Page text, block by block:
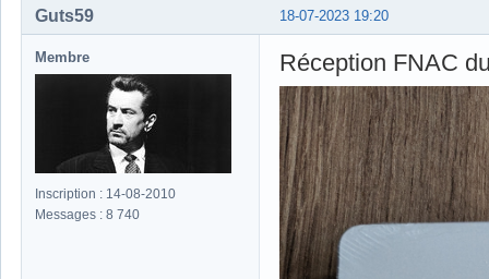
18-07-2023 19:20
Guts59
Membre
Inscription : 14-08-2010
Messages : 8 740
Réception FNAC